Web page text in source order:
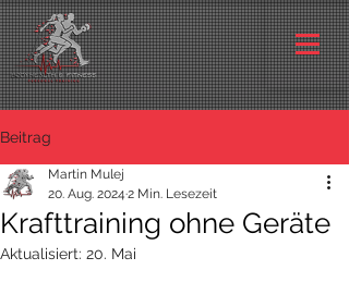
Beitrag
Krafttraining ohne Geräte
Martin Mulej
20. Aug. 2024 2 Min. Lesezeit
Aktualisiert: 20. Mai